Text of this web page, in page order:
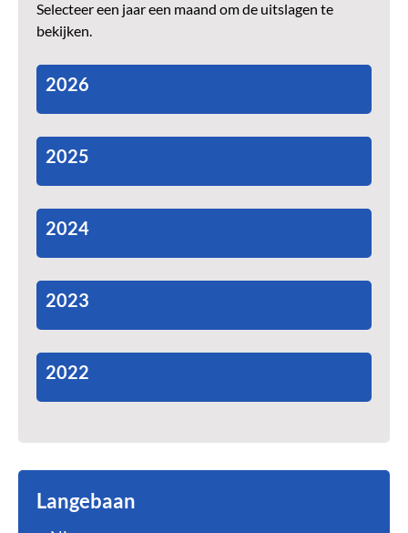
Selecteer een jaar een maand om de uitslagen te
bekijken.
2026
2025
2024
2023
2022
Langebaan